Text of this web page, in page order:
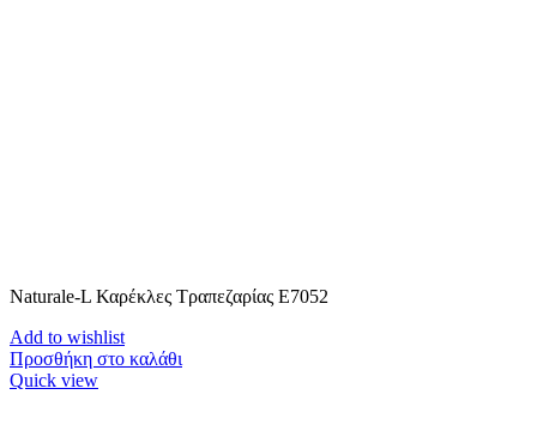
Naturale-L Καρέκλες Τραπεζαρίας E7052
Add to wishlist
Προσθήκη στο καλάθι
Quick view